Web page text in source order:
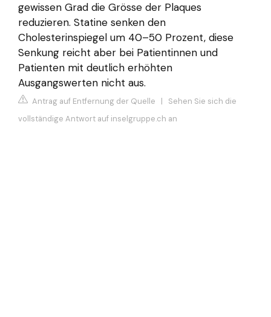
gewissen Grad die Grösse der Plaques
reduzieren. Statine senken den
Cholesterinspiegel um 40–50 Prozent, diese
Senkung reicht aber bei Patientinnen und
Patienten mit deutlich erhöhten
Ausgangswerten nicht aus.
Antrag auf Entfernung der Quelle | Sehen Sie sich die
vollständige Antwort auf inselgruppe.ch an